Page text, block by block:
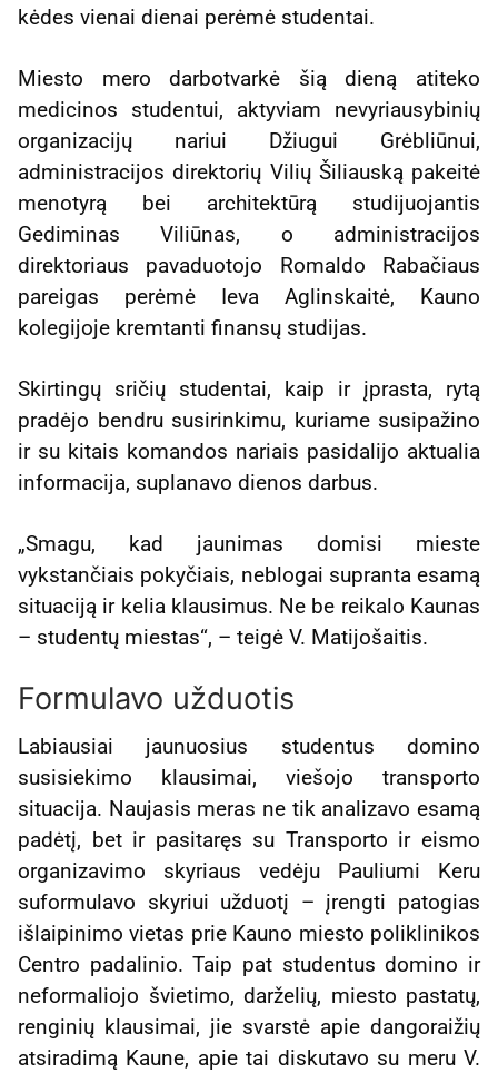
kėdes vienai dienai perėmė studentai.
Miesto mero darbotvarkė šią dieną atiteko
medicinos studentui, aktyviam nevyriausybinių
organizacijų nariui Džiugui Grėbliūnui,
administracijos direktorių Vilių Šiliauską pakeitė
menotyrą bei architektūrą studijuojantis
Gediminas Viliūnas, o administracijos
direktoriaus pavaduotojo Romaldo Rabačiaus
pareigas perėmė Ieva Aglinskaitė, Kauno
kolegijoje kremtanti finansų studijas.
Skirtingų sričių studentai, kaip ir įprasta, rytą
pradėjo bendru susirinkimu, kuriame susipažino
ir su kitais komandos nariais pasidalijo aktualia
informacija, suplanavo dienos darbus.
„Smagu, kad jaunimas domisi mieste
vykstančiais pokyčiais, neblogai supranta esamą
situaciją ir kelia klausimus. Ne be reikalo Kaunas
– studentų miestas“, – teigė V. Matijošaitis.
Formulavo užduotis
Labiausiai jaunuosius studentus domino
susisiekimo klausimai, viešojo transporto
situacija. Naujasis meras ne tik analizavo esamą
padėtį, bet ir pasitaręs su Transporto ir eismo
organizavimo skyriaus vedėju Pauliumi Keru
suformulavo skyriui užduotį – įrengti patogias
išlaipinimo vietas prie Kauno miesto poliklinikos
Centro padalinio. Taip pat studentus domino ir
neformaliojo švietimo, darželių, miesto pastatų,
renginių klausimai, jie svarstė apie dangoraižių
atsiradimą Kaune, apie tai diskutavo su meru V.